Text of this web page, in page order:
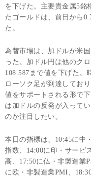
を下げた。主要貴金属5銘
たゴールドは、前日から
た。
為替市場は、加ドルが米
った。加ドル円は他のク
108.587まで値を下げた。
ローソク足が到達してお
値をサポートされる形で
は加ドルの反発が入って
のか注目したい。
本日の指標は、10:45に中
指数、14:00に印・サービ
高、17:50に仏・非製造業
に欧・非製造業PMI、